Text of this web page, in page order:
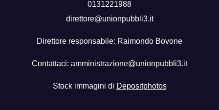
0131221988
direttore@unionpubbli3.it
Direttore responsabile: Raimondo Bovone
Contattaci: amministrazione@unionpubbli3.it
Stock immagini di Depositphotos